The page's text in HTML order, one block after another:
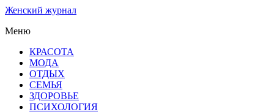
Женский журнал
Меню
КРАСОТА
МОДА
ОТДЫХ
СЕМЬЯ
ЗДОРОВЬЕ
ПСИХОЛОГИЯ